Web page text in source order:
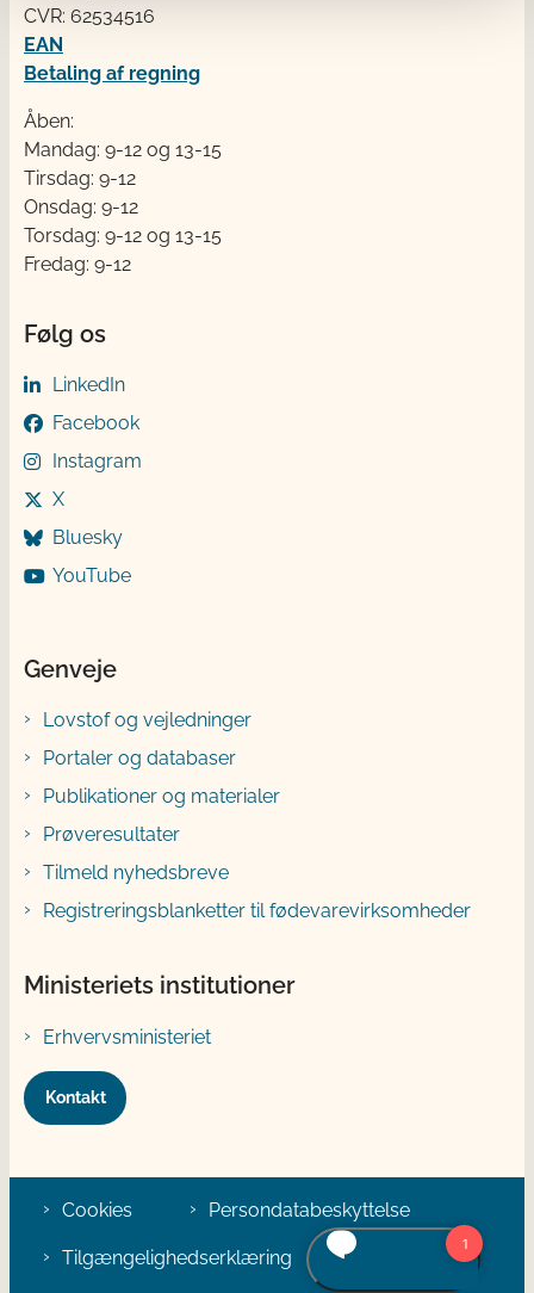
CVR: 62534516
EAN
Betaling af regning
Åben:
Mandag: 9-12 og 13-15
Tirsdag: 9-12
Onsdag: 9-12
Torsdag: 9-12 og 13-15
Fredag: 9-12
Følg os
LinkedIn
Facebook
Instagram
X
Bluesky
YouTube
Genveje
Lovstof og vejledninger
Portaler og databaser
Publikationer og materialer
Prøveresultater
Tilmeld nyhedsbreve
Registreringsblanketter til fødevarevirksomheder
Ministeriets institutioner
Erhvervsministeriet
Kontakt
Cookies Persondatabeskyttelse
Tilgængelighedserklæring